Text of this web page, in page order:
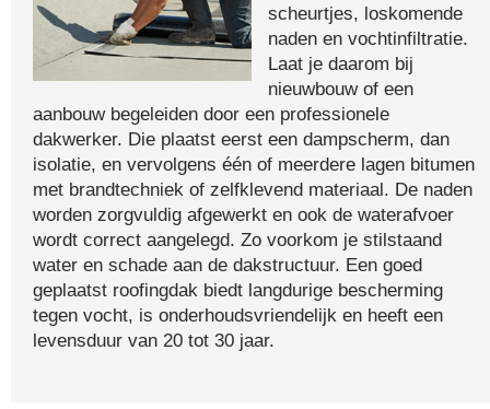
scheurtjes, loskomende
naden en vochtinfiltratie.
Laat je daarom bij
nieuwbouw of een
aanbouw begeleiden door een professionele
dakwerker. Die plaatst eerst een dampscherm, dan
isolatie, en vervolgens één of meerdere lagen bitumen
met brandtechniek of zelfklevend materiaal. De naden
worden zorgvuldig afgewerkt en ook de waterafvoer
wordt correct aangelegd. Zo voorkom je stilstaand
water en schade aan de dakstructuur. Een goed
geplaatst roofingdak biedt langdurige bescherming
tegen vocht, is onderhoudsvriendelijk en heeft een
levensduur van 20 tot 30 jaar.